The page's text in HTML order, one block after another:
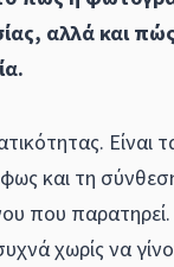
αλλά και
Είναι
και τη
που
χωρίς να